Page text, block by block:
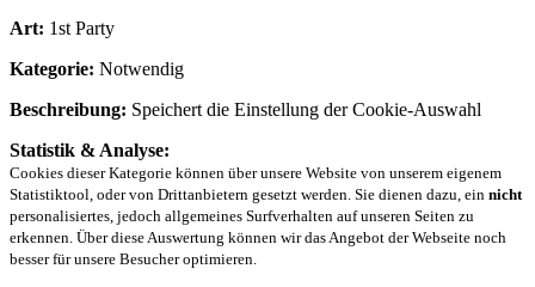
Art: 1st Party
Kategorie: Notwendig
Beschreibung: Speichert die Einstellung der Cookie-Auswahl
Statistik & Analyse:
Cookies dieser Kategorie können über unsere Website von unserem eigenem
Statistiktool, oder von Drittanbietern gesetzt werden. Sie dienen dazu, ein nicht
personalisiertes, jedoch allgemeines Surfverhalten auf unseren Seiten zu
erkennen. Über diese Auswertung können wir das Angebot der Webseite noch
besser für unsere Besucher optimieren.